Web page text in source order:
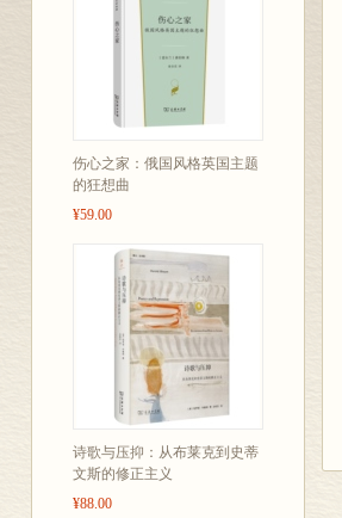
伤心之家：俄国风格英国主题
的狂想曲
¥59.00
诗歌与压抑：从布莱克到史蒂
文斯的修正主义
¥88.00